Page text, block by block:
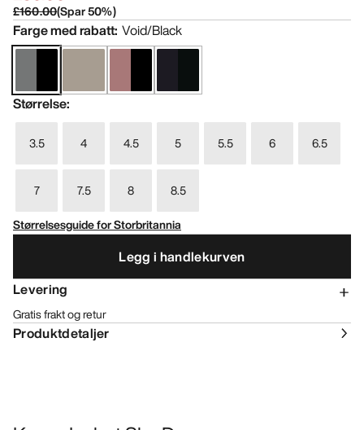
£160.00(Spar50%)
Farge med rabatt: Void/Black
Størrelse:
3.5 4 4.5 5 5.5 6 6.5
7 7.5 8
8.5
Størrelsesguide for Storbritannia
Legg i handlekurven
Levering
Gratis frakt og retur
Produktdetaljer